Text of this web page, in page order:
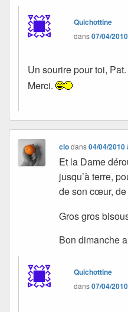
Quichottine
dans07/04/
Un sourire pour toi,
Merci.
clodans04/04/2010
Et la Dame
jusqu’à terre,
de son cœur,
Gros gros
Bon dimanche
Quichottine
dans07/04/